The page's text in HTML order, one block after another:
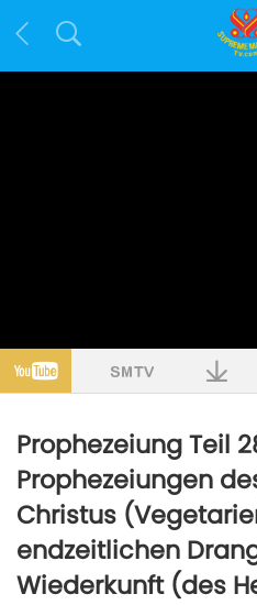
Prophezeiung Teil
Prophezeiungen
Christus
endzeitlichen
Wiederkunft (des